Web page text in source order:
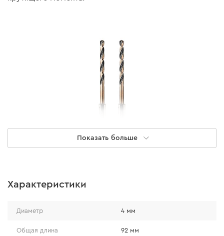
молибденовой стали, которая отличается
повышенной прочностью и износостойкостью.
Показать больше
Характеристики
Диаметр 4 мм
Общая длина 92 мм